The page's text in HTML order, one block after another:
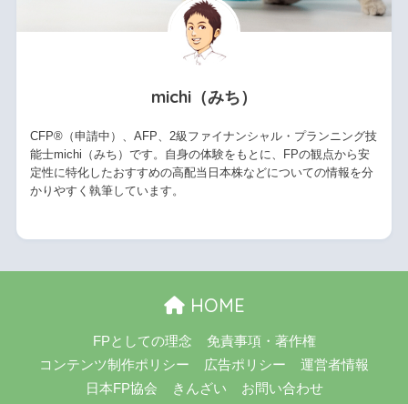
michi（みち）
CFP®（申請中）、AFP、2級ファイナンシャル・プランニング技
能士michi（みち）です。自身の体験をもとに、FPの観点から安
定性に特化したおすすめの高配当日本株などについての情報を分
かりやすく執筆しています。
HOME
FPとしての理念
免責事項・著作権
コンテンツ制作ポリシー
広告ポリシー
運営者情報
日本FP協会
きんざい お問い合わせ